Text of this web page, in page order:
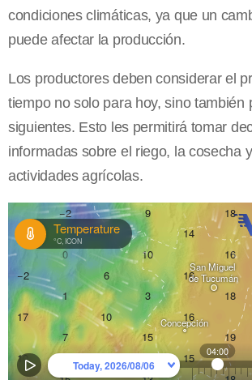
condiciones climáticas, ya que un
puede afectar la producción.
Los productores deben considerar el
tiempo no solo para hoy, sino también
siguientes. Esto les permitirá tomar
informadas sobre el riego, la cosecha
actividades agrícolas.